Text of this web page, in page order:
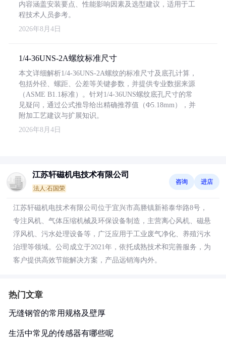
内容涵盖安装要点、性能影响因素及选型建议，适用于工
程技术人员参考。
2026年8月4日
1/4-36UNS-2A螺纹标准尺寸
本文详细解析1/4-36UNS-2A螺纹的标准尺寸及底孔计算，
包括外径、螺距、公差等关键参数，并提供专业数据来源
（ASME B1.1标准）。针对1/4-36UNS螺纹底孔尺寸的常
见疑问，通过公式推导给出精确推荐值（Φ5.18mm），并
附加工艺建议与扩展知识。
2026年8月4日
江苏轩磁机电技术有限公司
法人:石国荣
咨询 进店
江苏轩磁机电技术有限公司位于宜兴市高塍镇新裕泰华路8号，
专注风机、气体压缩机械及环保设备制造，主营离心风机、磁悬
浮风机、污水处理设备等，广泛应用于工业废气净化、养殖污水
治理等领域。公司成立于2021年，依托成熟技术和完善服务，为
客户提供高效节能解决方案，产品远销海内外。
热门文章
无缝钢管的常用规格及壁厚
生活中常见的传感器有哪些呢